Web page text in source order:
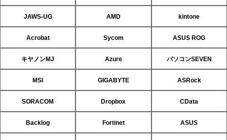
JAWS-UG AMD kintone
Acrobat Sycom ASUS ROG
キヤノンMJ Azure パソコンSEVEN
MSI GIGABYTE ASRock
SORACOM Dropbox CData
Backlog Fortinet ASUS